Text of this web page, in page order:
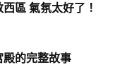
區 氣氛太好了！
殿的完整故事